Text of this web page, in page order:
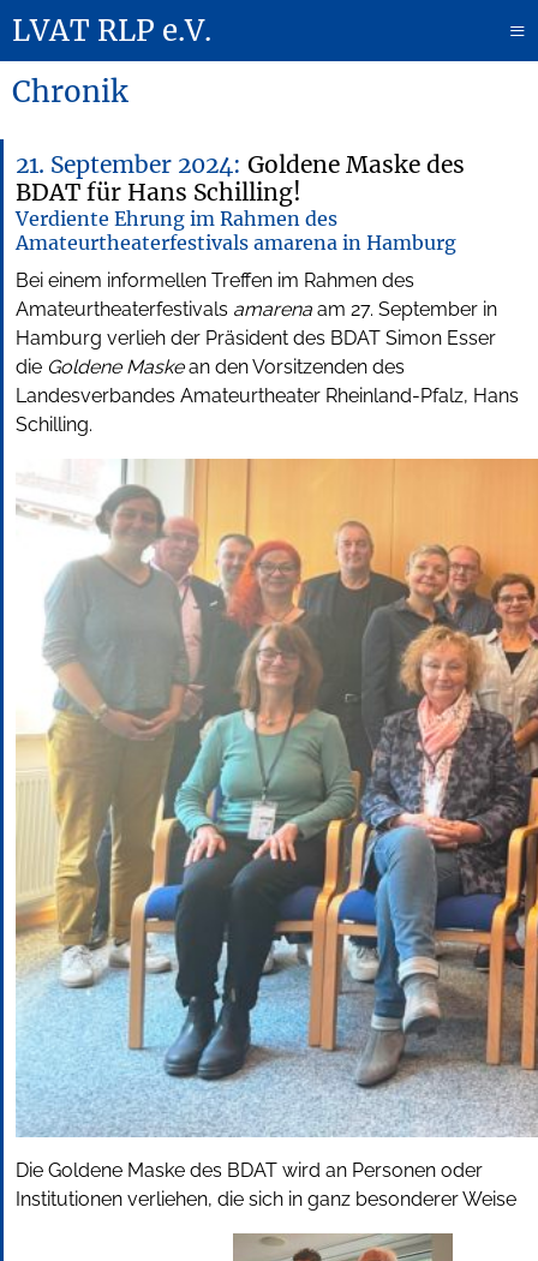
LVAT RLP e.V.
≡
Chronik
21. September 2024: Goldene Maske des
BDAT für Hans Schilling!
Verdiente Ehrung im Rahmen des
Amateurtheaterfestivals amarena in Hamburg
Bei einem informellen Treffen im Rahmen des
Amateurtheaterfestivals amarena am 27. September in
Hamburg verlieh der Präsident des BDAT Simon Esser
die Goldene Maskean den Vorsitzenden des
Landesverbandes Amateurtheater Rheinland-Pfalz, Hans
Schilling.
Die Goldene Maske des BDAT wird an Personen oder
Institutionen verliehen, die sich in ganz besonderer Weise